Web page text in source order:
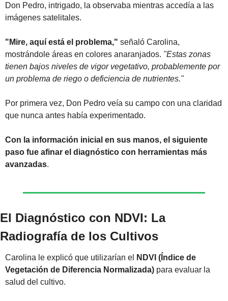
Don Pedro, intrigado, la observaba mientras accedía a las
imágenes satelitales.
"Mire, aquí está el problema," señaló Carolina,
mostrándole áreas en colores anaranjados. "Estas zonas
tienen bajos niveles de vigor vegetativo, probablemente por
un problema de riego o deficiencia de nutrientes."
Por primera vez, Don Pedro veía su campo con una claridad
que nunca antes había experimentado.
Con la información inicial en sus manos, el siguiente
paso fue afinar el diagnóstico con herramientas más
avanzadas.
El Diagnóstico con NDVI: La
Radiografía de los Cultivos
Carolina le explicó que utilizarían el
NDVI (Índice de
Vegetación de Diferencia Normalizada) para evaluar la
salud del cultivo.